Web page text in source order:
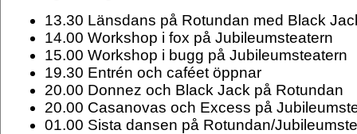
13.30 Länsdans på Rotundan med Black
14.00 Workshop i fox på Jubileumsteatern
15.00 Workshop i bugg på Jubileumsteatern
19.30 Entrén och caféet öppnar
20.00 Donnez och Black Jack på Rotundan
20.00 Casanovas och Excess på
01.00 Sista dansen på Rotundan/